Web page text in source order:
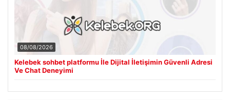
08/08/2026
Kelebek sohbet platformu İle Dijital İletişimin Güvenli Adresi
Ve Chat Deneyimi